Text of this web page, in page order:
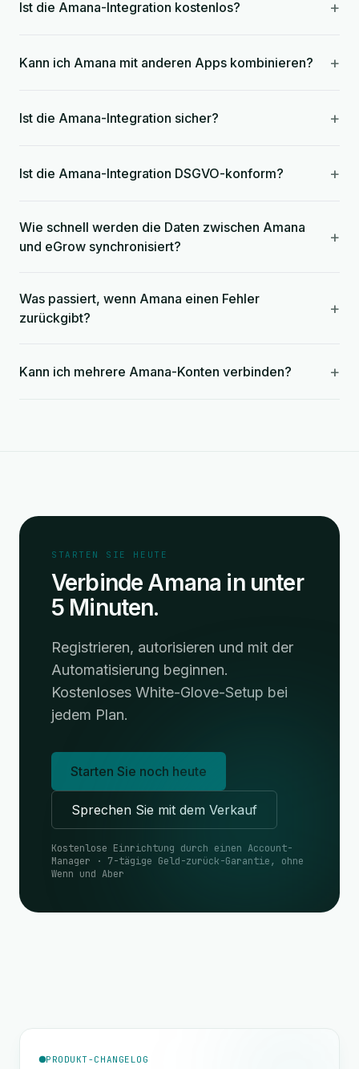
Ist die Amana-Integration kostenlos? +
Kann ich Amana mit anderen Apps kombinieren? +
Ist die Amana-Integration sicher? +
Ist die Amana-Integration DSGVO-konform? +
Wie schnell werden die Daten zwischen Amana
und eGrow synchronisiert?
+
Was passiert, wenn Amana einen Fehler
zurückgibt?
+
Kann ich mehrere Amana-Konten verbinden? +
STARTEN SIE HEUTE
Verbinde Amana in unter
5 Minuten.
Registrieren, autorisieren und mit der
Automatisierung beginnen.
Kostenloses White-Glove-Setup bei
jedem Plan.
Starten Sie noch heute
Sprechen Sie mit dem Verkauf
Kostenlose Einrichtung durch einen Account-
Manager · 7-tägige Geld-zurück-Garantie, ohne
Wenn und Aber
PRODUKT-CHANGELOG